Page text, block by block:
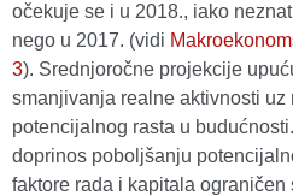
očekuje se i u 2018., iako
nego u 2017. (vidi
3). Srednjoročne projekcije
smanjivanja realne aktivnosti uz
potencijalnog rasta u
doprinos poboljšanju
faktore rada i kapitala ograničen